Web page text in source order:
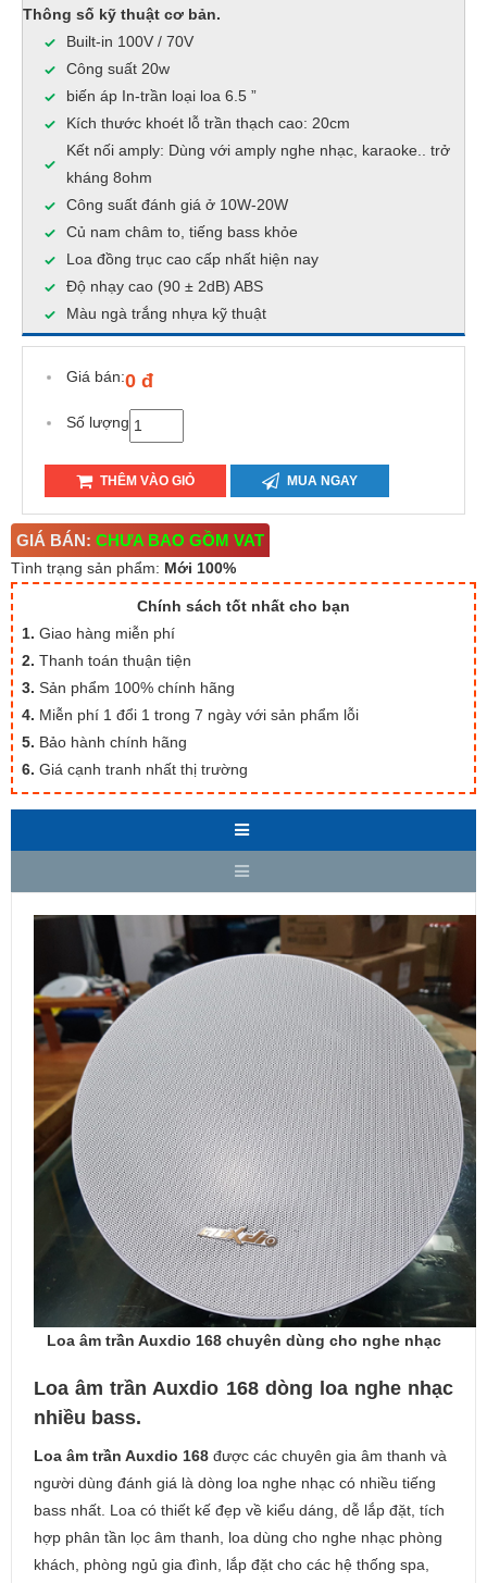
Thông số kỹ thuật cơ bản.
Built-in 100V / 70V
Công suất 20w
biến áp In-trần loại loa 6.5 ”
Kích thước khoét lỗ trần thạch cao: 20cm
Kết nối amply: Dùng với amply nghe nhạc, karaoke.. trở
kháng 8ohm
Công suất đánh giá ở 10W-20W
Củ nam châm to, tiếng bass khỏe
Loa đồng trục cao cấp nhất hiện nay
Độ nhạy cao (90 ± 2dB) ABS
Màu ngà trắng nhựa kỹ thuật
Giá bán:0 đ
Số lượng
THÊM VÀO GIỎ MUA NGAY
GIÁ BÁN: CHƯA BAO GỒM VAT
Tình trạng sản phẩm: Mới 100%
Chính sách tốt nhất cho bạn
1. Giao hàng miễn phí
2. Thanh toán thuận tiện
3. Sản phẩm 100% chính hãng
4. Miễn phí 1 đổi 1 trong 7 ngày với sản phẩm lỗi
5. Bảo hành chính hãng
6. Giá cạnh tranh nhất thị trường
Loa âm trần Auxdio 168 chuyên dùng cho nghe nhạc
Loa âm trần Auxdio 168 dòng loa nghe nhạc
nhiều bass.
Loa âm trần Auxdio 168 được các chuyên gia âm thanh và
người dùng đánh giá là dòng loa nghe nhạc có nhiều tiếng
bass nhất. Loa có thiết kế đẹp về kiểu dáng, dễ lắp đặt, tích
hợp phân tần lọc âm thanh, loa dùng cho nghe nhạc phòng
khách, phòng ngủ gia đình, lắp đặt cho các hệ thống spa,